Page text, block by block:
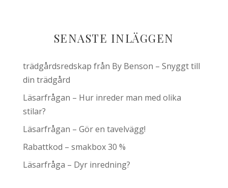
SENASTE INLÄGGEN
trädgårdsredskap från By Benson – Snyggt till
din trädgård
Läsarfrågan – Hur inreder man med olika
stilar?
Läsarfrågan – Gör en tavelvägg!
Rabattkod – smakbox 30 %
Läsarfråga – Dyr inredning?